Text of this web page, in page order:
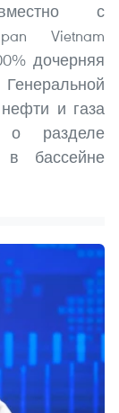
с
Vietnam
дочерняя
и газа
о разделе
бассейне